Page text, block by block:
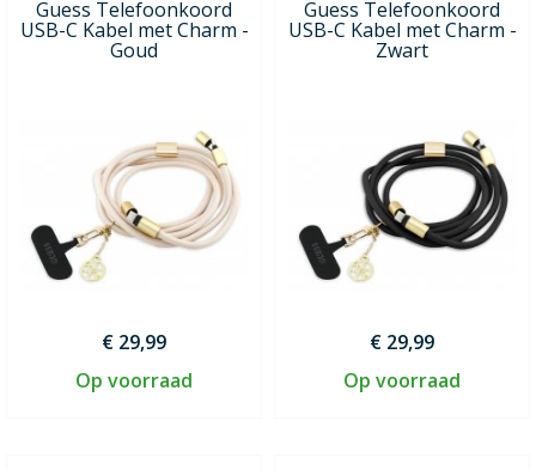
Guess Telefoonkoord
USB-C Kabel met Charm -
Goud
€ 29,99
Op voorraad
Guess Telefoonkoord
USB-C Kabel met Charm -
Zwart
€ 29,99
Op voorraad